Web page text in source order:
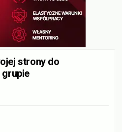
strony do